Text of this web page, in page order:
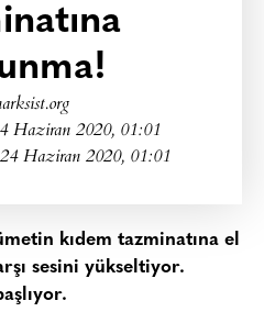
Haziran 2020, 01:01
Haziran 2020, 01:01
kıdem tazminatına el
sesini yükseltiyor.